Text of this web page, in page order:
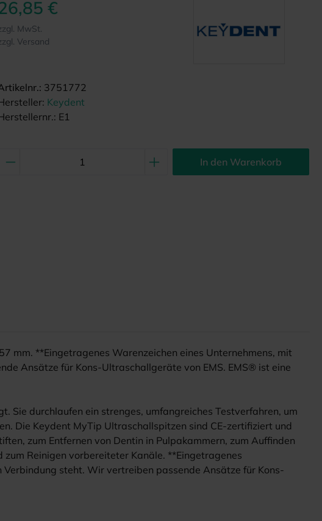
€
MwSt.
Versand
3751772
Keydent
E1
In den Warenkorb
mm. **Eingetragenes Warenzeichen eines Unternehmens, mit
Ansätze für Kons-Ultraschallgeräte von EMS. EMS® ist eine
durchlaufen ein strenges, umfangreiches Testverfahren, um
Die Keydent MyTip Ultraschallspitzen sind CE-zertifiziert und
zum Entfernen von Dentin in Pulpakammern, zum Auffinden
Reinigen vorbereiteter Kanäle. **Eingetragenes
steht. Wir vertreiben passende Ansätze für Kons-